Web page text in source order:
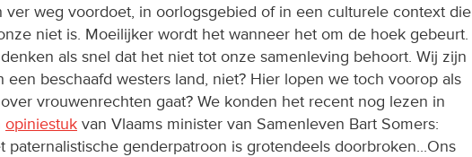
ver weg voordoet, in oorlogsgebied of in een culturele context die
niet is. Moeilijker wordt het wanneer het om de hoek gebeurt.
als snel dat het niet tot onze samenleving behoort. Wij zijn
een beschaafd westers land, niet? Hier lopen we toch voorop als
vrouwenrechten gaat? We konden het recent nog lezen in
opiniestuk van Vlaams minister van Samenleven Bart Somers:
paternalistische genderpatroon is grotendeels doorbroken...Ons